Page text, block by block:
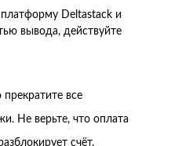
Deltastack и
вывода, действуйте
все
Не верьте, что оплата
счёт.